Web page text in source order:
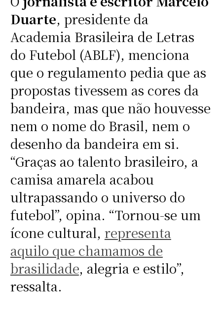
Duarte, presidente da
Academia Brasileira de Letras
do Futebol (ABLF), menciona
que o regulamento pedia que as
propostas tivessem as cores da
bandeira, mas que não houvesse
nem o nome do Brasil, nem o
desenho da bandeira em si.
“Graças ao talento brasileiro, a
camisa amarela acabou
ultrapassando o universo do
futebol”, opina. “Tornou-se um
ícone cultural, representa
aquilo que chamamos de
brasilidade, alegria e estilo”,
ressalta.